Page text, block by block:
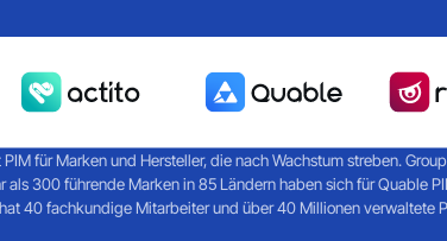
für Marken und Hersteller, die nach Wachstum streben.
als 300 führende Marken in 85 Ländern haben sich für Quable
40 fachkundige Mitarbeiter und über 40 Millionen verwaltete